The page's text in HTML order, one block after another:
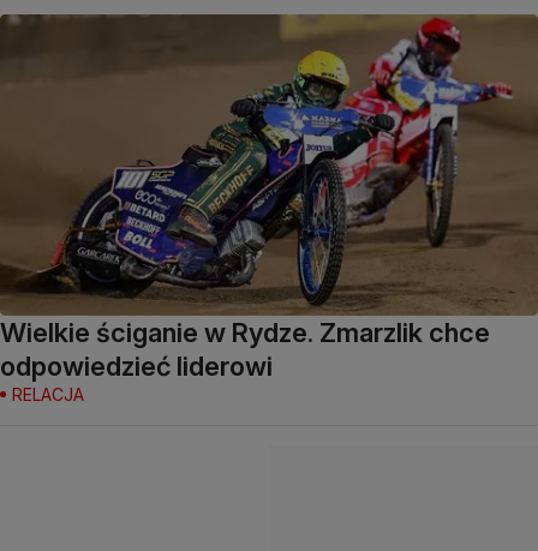
Wielkie ściganie w Rydze. Zmarzlik chce
odpowiedzieć liderowi
RELACJA